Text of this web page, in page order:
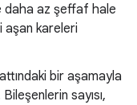
daha az şeffaf hale
aşan kareleri
bir aşamayla
sayısı,